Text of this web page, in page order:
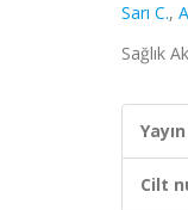
Sarı C.,
Sağlık
Cilt